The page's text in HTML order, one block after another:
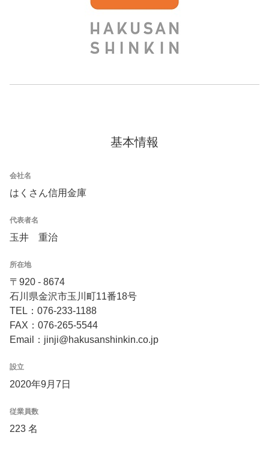
基本情報
会社名
はくさん信用金庫
代表者名
玉井 重治
所在地
〒920 - 8674
石川県金沢市玉川町11番18号
TEL：076-233-1188
FAX：076-265-5544
Email：jinji@hakusanshinkin.co.jp
設立
2020年9月7日
従業員数
223 名